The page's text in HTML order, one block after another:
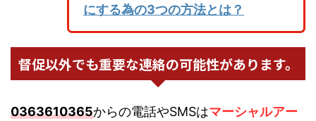
にする為の3つの方法とは？
督促以外でも重要な連絡の可能性があります。
0363610365からの電話やSMSはマーシャルアー